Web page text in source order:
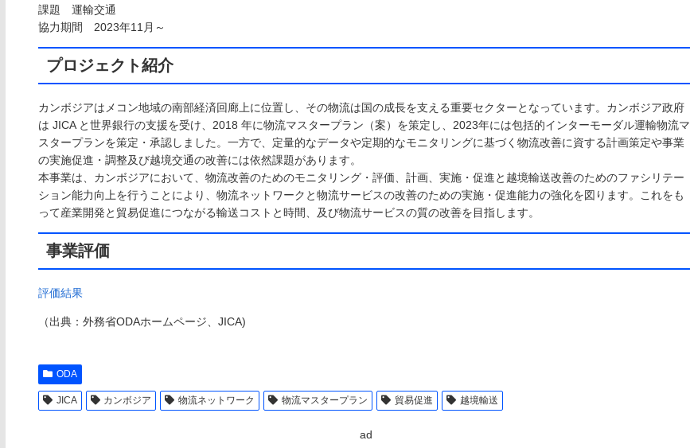
課題 運輸交通
協力期間 2023年11月～
プロジェクト紹介
カンボジアはメコン地域の南部経済回廊上に位置し、その物流は国の成長を支える重要セクターとなっています。カンボジア政府
は JICA と世界銀行の支援を受け、2018 年に物流マスタープラン（案）を策定し、2023年には包括的インターモーダル運輸物流マ
スタープランを策定・承認しました。一方で、定量的なデータや定期的なモニタリングに基づく物流改善に資する計画策定や事業
の実施促進・調整及び越境交通の改善には依然課題があります。
本事業は、カンボジアにおいて、物流改善のためのモニタリング・評価、計画、実施・促進と越境輸送改善のためのファシリテー
ション能力向上を行うことにより、物流ネットワークと物流サービスの改善のための実施・促進能力の強化を図ります。これをも
って産業開発と貿易促進につながる輸送コストと時間、及び物流サービスの質の改善を目指します。
事業評価
評価結果
（出典：外務省ODAホームページ、JICA)
ODA
JICA カンボジア 物流ネットワーク 物流マスタープラン 貿易促進 越境輸送
ad